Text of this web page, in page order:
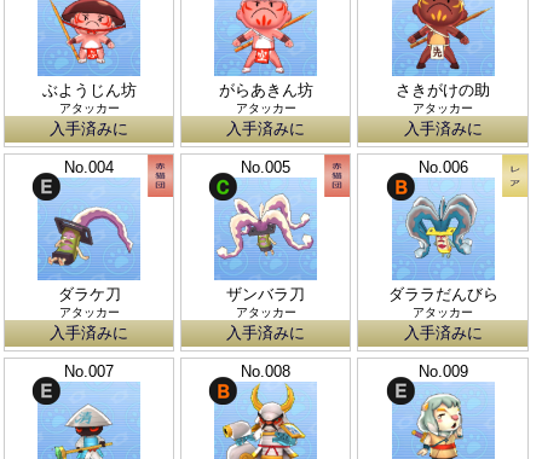
ぶようじん坊
アタッカー
入手済みに
がらあきん坊
アタッカー
入手済みに
さきがけの助
アタッカー
入手済みに
No.004
ダラケ刀
アタッカー
入手済みに
No.005
ザンバラ刀
アタッカー
入手済みに
No.006
ダララだんびら
アタッカー
入手済みに
No.007 No.008 No.009